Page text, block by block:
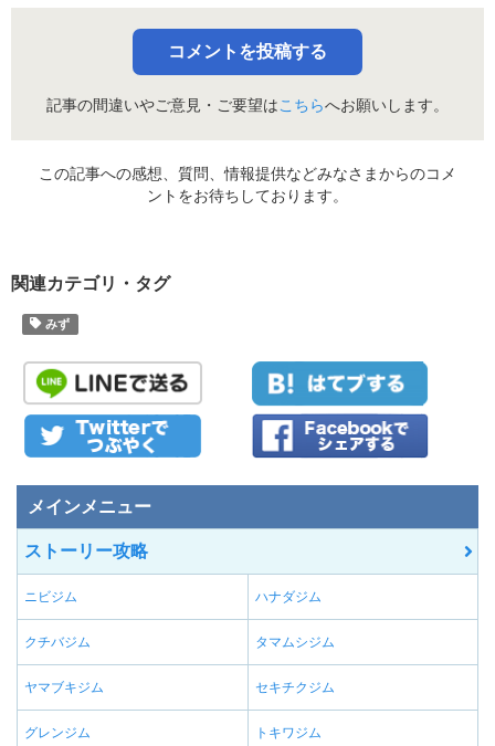
コメントを投稿する
記事の間違いやご意見・ご要望はこちらへお願いします。
この記事への感想、質問、情報提供などみなさまからのコメ
ントをお待ちしております。
関連カテゴリ・タグ
みず
メインメニュー
ストーリー攻略
ニビジム ハナダジム
クチバジム タマムシジム
ヤマブキジム セキチクジム
グレンジム トキワジム